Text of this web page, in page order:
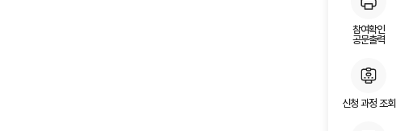
참여확인
공문출력
신청 과정 조회